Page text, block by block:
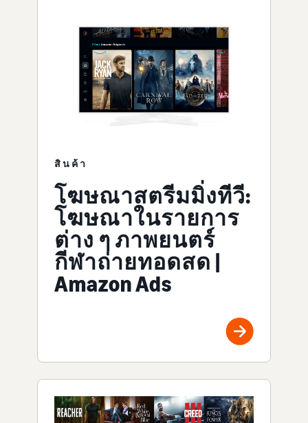
สินค้า
โฆษณาสตรีมมิ่งทีวี:
โฆษณาในรายการ
ต่าง ๆ ภาพยนตร์
กีฬาถ่ายทอดสด |
Amazon Ads